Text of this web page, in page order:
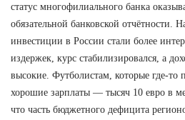
статус многофилиального банка
обязательной банковской отчётности.
инвестиции в России стали более
издержек, курс стабилизировался, а
высокие. Футболистам, которые где-то
хорошие зарплаты — тысяч 10 евро в
что часть бюджетного дефицита